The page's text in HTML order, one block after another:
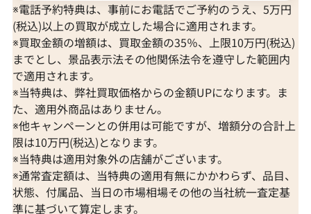
※電話予約特典は、事前にお電話でご予約のうえ、5万円
(税込)以上の買取が成立した場合に適用されます。
※買取金額の増額は、買取金額の35％、上限10万円(税込)
までとし、景品表示法その他関係法令を遵守した範囲内
で適用されます。
※当特典は、弊社買取価格からの金額UPになります。ま
た、適用外商品はありません。
※他キャンペーンとの併用は可能ですが、増額分の合計上
限は10万円(税込)となります。
※当特典は適用対象外の店舗がございます。
※通常査定額は、当特典の適用有無にかかわらず、品目、
状態、付属品、当日の市場相場その他の当社統一査定基
準に基づいて算定します。